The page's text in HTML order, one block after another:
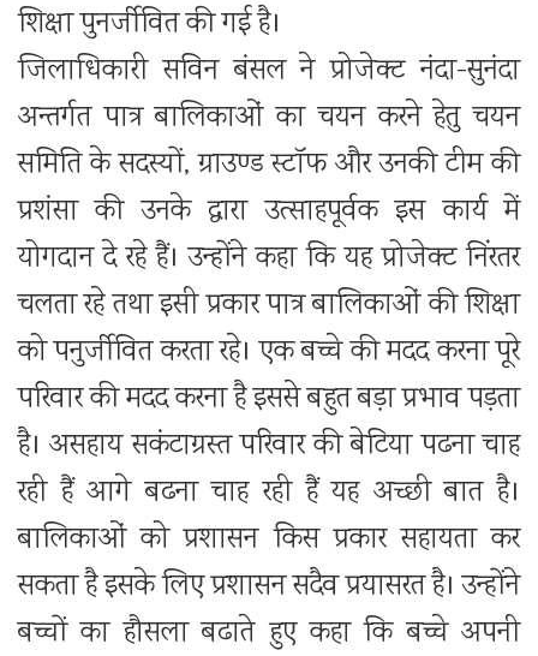
शिक्षा पुनर्जीवित की गई है।
जिलाधिकारी सविन बंसल ने प्रोजेक्ट नंदा-सुनंदा
अन्तर्गत पात्र बालिकाओं का चयन करने हेतु चयन
समिति के सदस्यों, ग्राउण्ड स्टॉफ और उनकी टीम की
प्रशंसा की उनके द्वारा उत्साहपूर्वक इस कार्य में
योगदान दे रहे हैं। उन्होंने कहा कि यह प्रोजेक्ट निंरतर
चलता रहे तथा इसी प्रकार पात्र बालिकाओं की शिक्षा
को पनुर्जीवित करता रहे। एक बच्चे की मदद करना पूरे
परिवार की मदद करना है इससे बहुत बड़ा प्रभाव पड़ता
है। असहाय सकंटाग्रस्त परिवार की बेटिया पढना चाह
रही हैं आगे बढना चाह रही हैं यह अच्छी बात है।
बालिकाओं को प्रशासन किस प्रकार सहायता कर
सकता है इसके लिए प्रशासन सदैव प्रयासरत है। उन्होंने
बच्चों का हौसला बढाते हुए कहा कि बच्चे अपनी